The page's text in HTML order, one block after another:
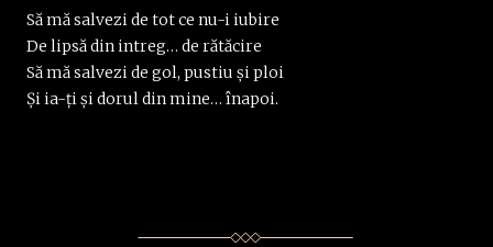
Să mă salvezi de tot ce nu-i iubire
De lipsă din intreg… de rătăcire
Să mă salvezi de gol, pustiu și ploi
Şi ia-ți şi dorul din mine… înapoi.